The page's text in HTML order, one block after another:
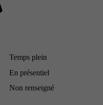
Temps plein
En présentiel
Non renseigné